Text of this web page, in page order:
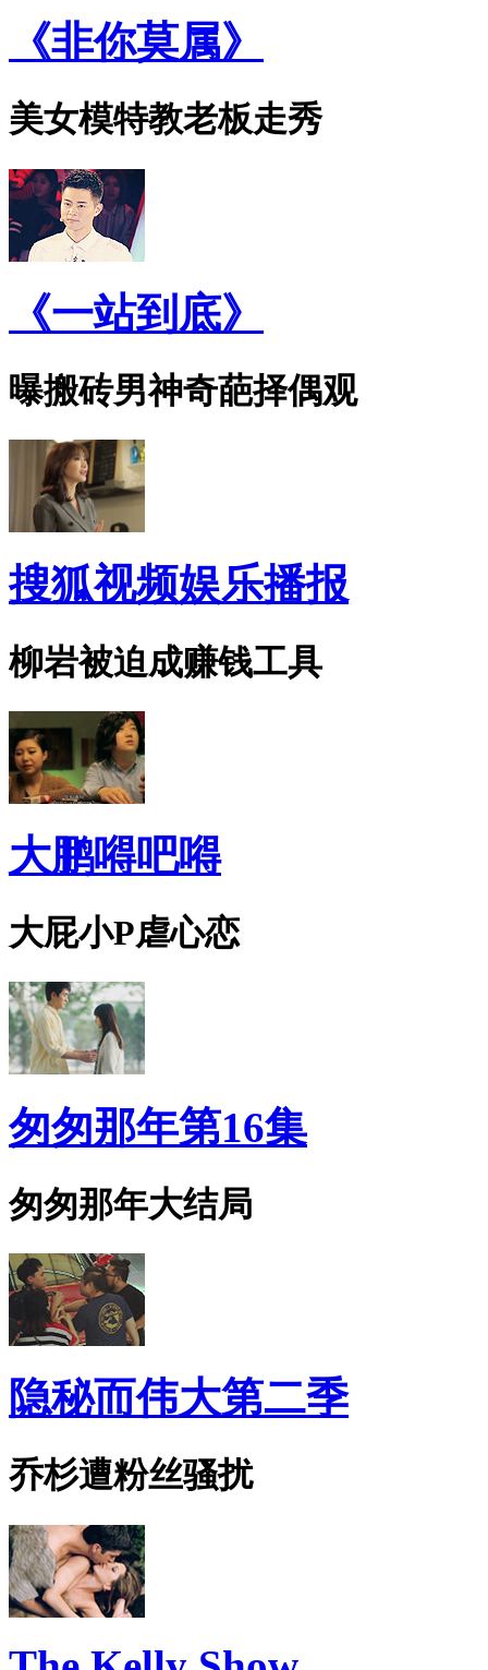
《非你莫属》
美女模特教老板走秀
《一站到底》
曝搬砖男神奇葩择偶观
搜狐视频娱乐播报
柳岩被迫成赚钱工具
大鹏嘚吧嘚
大屁小P虐心恋
匆匆那年第16集
匆匆那年大结局
隐秘而伟大第二季
乔杉遭粉丝骚扰